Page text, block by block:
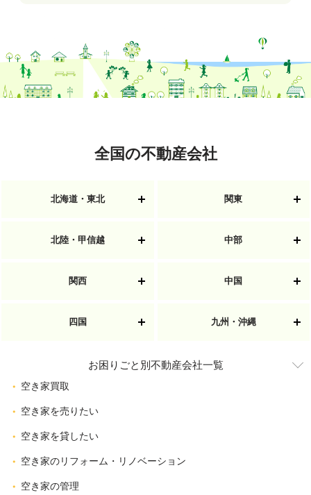
全国の不動産会社
北海道・東北 関東
北陸・甲信越 中部
関西 中国
四国 九州・沖縄
お困りごと別不動産会社一覧
空き家買取
空き家を売りたい
空き家を貸したい
空き家のリフォーム・リノベーション
空き家の管理